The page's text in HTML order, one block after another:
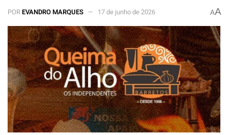
POREVANDRO MARQUES 17 de junho de 2026 AA